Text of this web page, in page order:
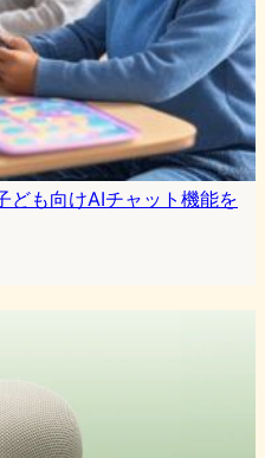
も向けAIチャット機能を